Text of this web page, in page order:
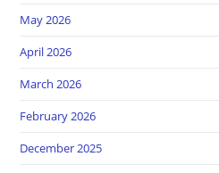
May 2026
April 2026
March 2026
February 2026
December 2025